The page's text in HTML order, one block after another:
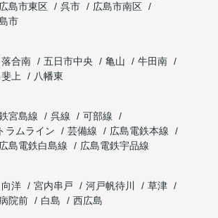
広島市東区 呉市
広島市南区
市
落合南 五日市中央 亀山
牛田南
上
八幡東
宮島線 呉線
可部線
ラムライン
芸備線
広島電鉄本線
広島電鉄白島線
広島電鉄宇品線
向洋 宮内串戸 河戸帆待川
草津
院前 白島 西広島